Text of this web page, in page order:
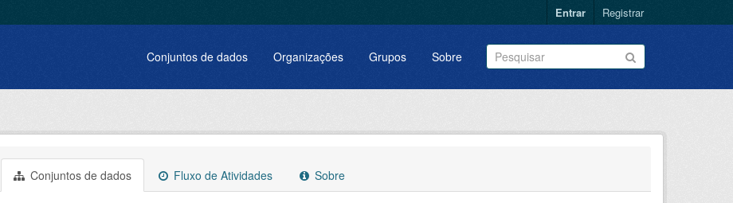
Entrar Registrar
Conjuntos de dados Organizações Grupos Sobre
Conjuntos de dados Fluxo de Atividades Sobre